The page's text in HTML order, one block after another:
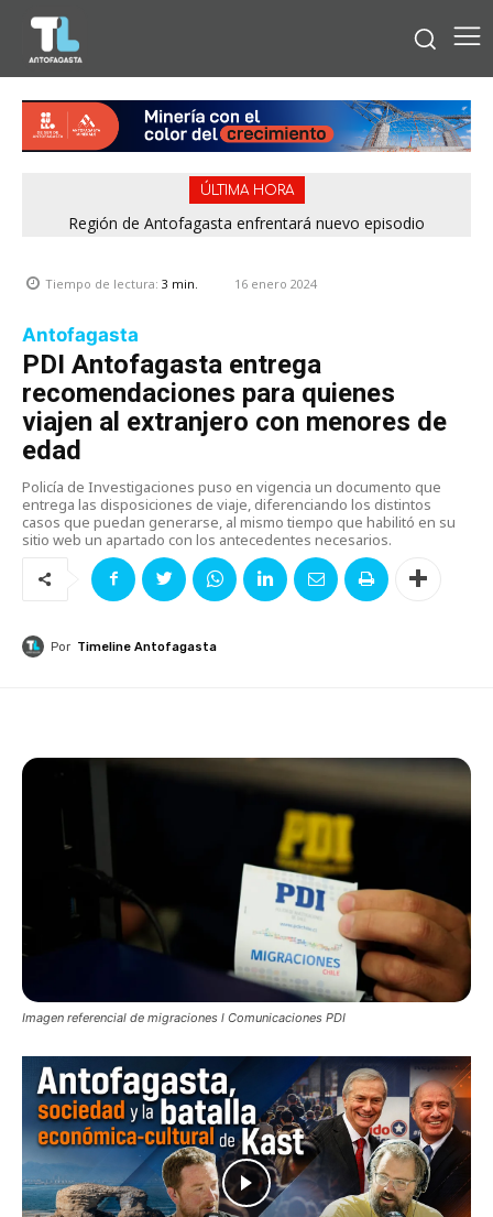
ÚLTIMA HORA
Región de Antofagasta enfrentará nuevo episodio
Tiempo de lectura: 3 min. 16 enero 2024
Antofagasta
PDI Antofagasta entrega
recomendaciones para quienes
viajen al extranjero con menores de
edad
Policía de Investigaciones puso en vigencia un documento que
entrega las disposiciones de viaje, diferenciando los distintos
casos que puedan generarse, al mismo tiempo que habilitó en su
sitio web un apartado con los antecedentes necesarios.
Por Timeline Antofagasta
Imagen referencial de migraciones l Comunicaciones PDI